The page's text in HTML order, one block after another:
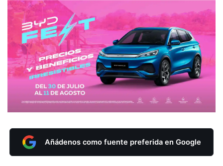
Añádenos como fuente preferida en Google